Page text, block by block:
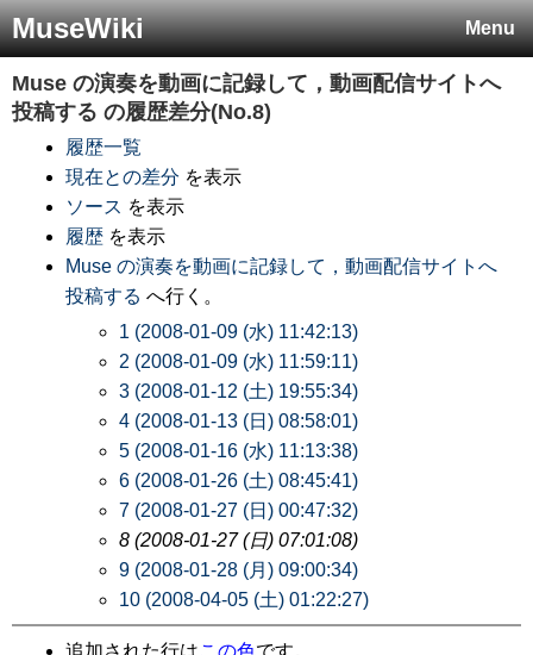
Menu
MuseWiki
Muse の演奏を動画に記録して，動画配信サイトへ
投稿する の履歴差分(No.8)
履歴一覧
現在との差分 を表示
ソース を表示
履歴 を表示
Muse の演奏を動画に記録して，動画配信サイトへ
投稿する へ行く。
1 (2008-01-09 (水) 11:42:13)
2 (2008-01-09 (水) 11:59:11)
3 (2008-01-12 (土) 19:55:34)
4 (2008-01-13 (日) 08:58:01)
5 (2008-01-16 (水) 11:13:38)
6 (2008-01-26 (土) 08:45:41)
7 (2008-01-27 (日) 00:47:32)
8 (2008-01-27 (日) 07:01:08)
9 (2008-01-28 (月) 09:00:34)
10 (2008-04-05 (土) 01:22:27)
追加された行はこの色です。